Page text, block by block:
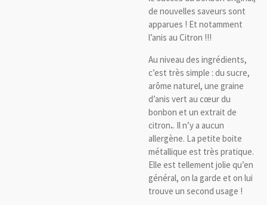
de nouvelles saveurs sont
apparues ! Et notamment
l’anis au Citron !!!
Au niveau des ingrédients,
c’est très simple : du sucre,
arôme naturel, une graine
d’anis vert au cœur du
bonbon et un extrait de
citron.. Il n’y a aucun
allergène. La petite boite
métallique est très pratique.
Elle est tellement jolie qu’en
général, on la garde et on lui
trouve un second usage !